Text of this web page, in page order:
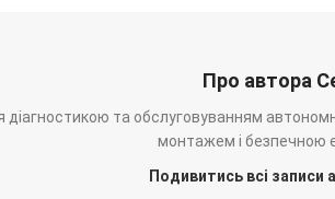
Про автора
діагностикою та обслуговуванням
монтажем і безпечною
Подивитись всі записи